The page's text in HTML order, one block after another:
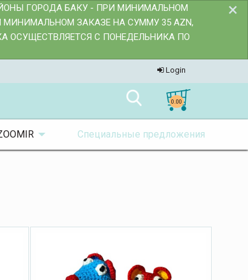
×
ГОРОДА БАКУ - ПРИ МИНИМАЛЬНОМ
ЗАКАЗЕ НА СУММУ 35 AZN,
ОСУЩЕСТВЛЯЕТСЯ С ПОНЕДЕЛЬНИКА ПО
Login
0.00
Специальные предложения